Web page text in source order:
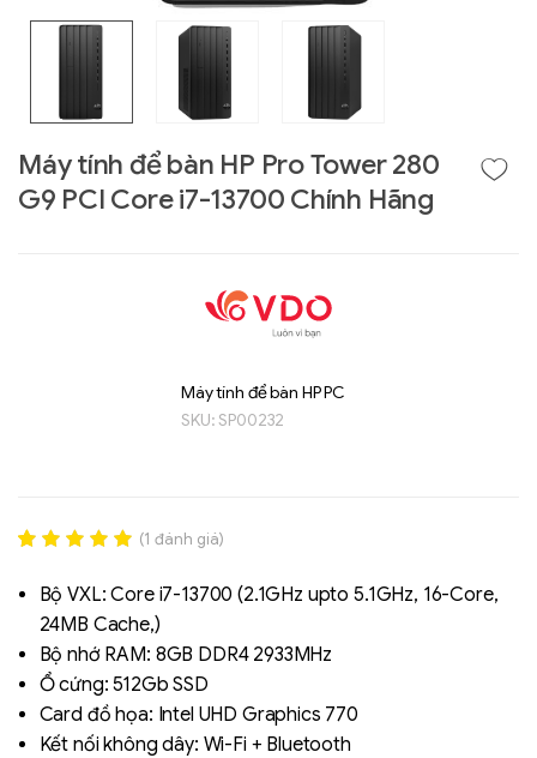
Máy tính để bàn HP Pro Tower 280
G9 PCI Core i7-13700 Chính Hãng
Máy tính để bàn HP PC
SKU:SP00232
out of 5
based on
đánh giá
(1 đánh giá)
Bộ VXL: Core i7-13700 (2.1GHz upto 5.1GHz, 16-Core,
24MB Cache,)
Bộ nhớ RAM: 8GB DDR4 2933MHz
Ổ cứng: 512Gb SSD
Card đồ họa: Intel UHD Graphics 770
Kết nối không dây: Wi-Fi + Bluetooth
Liên hệ
SK hynix - DRAM
- GDDR - GDDR6
AAP1)